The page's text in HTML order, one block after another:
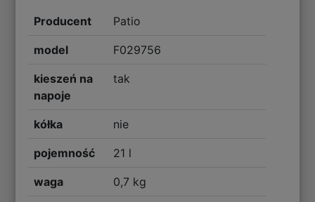
Producent Patio
model F029756
kieszeń na
napoje
tak
kółka nie
pojemność 21 l
waga 0,7 kg